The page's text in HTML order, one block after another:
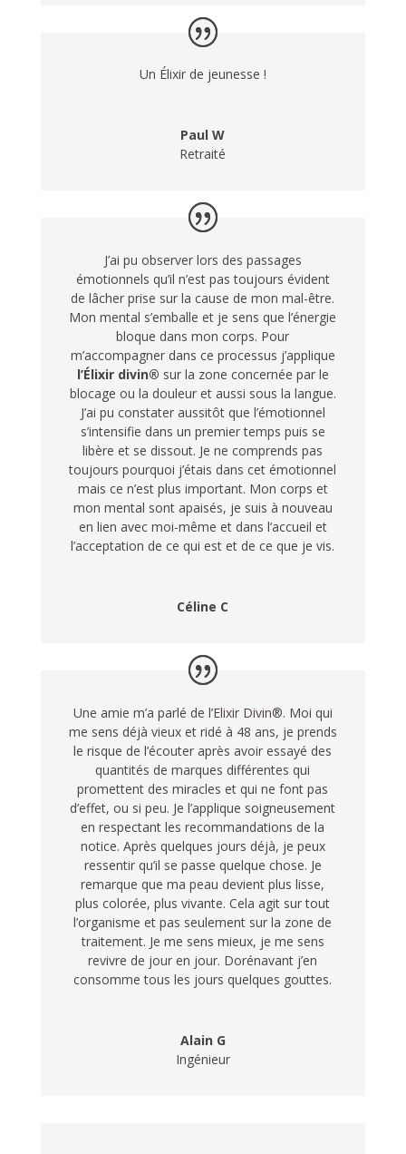
Un Élixir de jeunesse !
Paul W
Retraité
J’ai pu observer lors des passages
émotionnels qu’il n’est pas toujours évident
de lâcher prise sur la cause de mon mal-être.
Mon mental s’emballe et je sens que l’énergie
bloque dans mon corps. Pour
m’accompagner dans ce processus j’applique
l’Élixir divin® sur la zone concernée par le
blocage ou la douleur et aussi sous la langue.
J’ai pu constater aussitôt que l’émotionnel
s’intensifie dans un premier temps puis se
libère et se dissout. Je ne comprends pas
toujours pourquoi j’étais dans cet émotionnel
mais ce n’est plus important. Mon corps et
mon mental sont apaisés, je suis à nouveau
en lien avec moi-même et dans l’accueil et
l’acceptation de ce qui est et de ce que je vis.
Céline C
Une amie m’a parlé de l’Elixir Divin®. Moi qui
me sens déjà vieux et ridé à 48 ans, je prends
le risque de l’écouter après avoir essayé des
quantités de marques différentes qui
promettent des miracles et qui ne font pas
d’effet, ou si peu. Je l’applique soigneusement
en respectant les recommandations de la
notice. Après quelques jours déjà, je peux
ressentir qu’il se passe quelque chose. Je
remarque que ma peau devient plus lisse,
plus colorée, plus vivante. Cela agit sur tout
l’organisme et pas seulement sur la zone de
traitement. Je me sens mieux, je me sens
revivre de jour en jour. Dorénavant j’en
consomme tous les jours quelques gouttes.
Alain G
Ingénieur